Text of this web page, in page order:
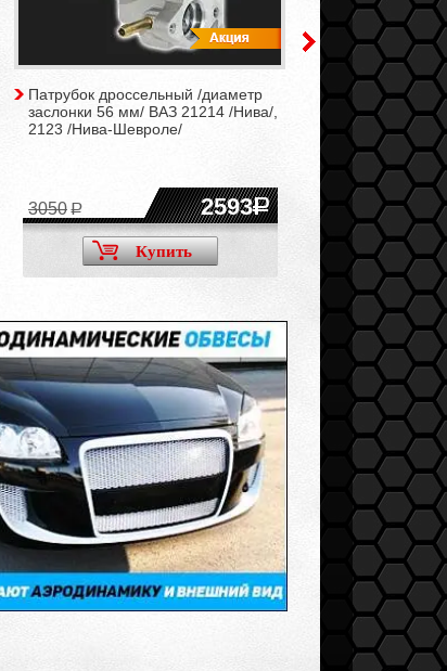
Патрубок дроссельный /диаметр
заслонки 56 мм/ ВАЗ 21214 /Нива/,
2123 /Нива-Шевроле/
2593
3050
Купить
Карбюратор
21073